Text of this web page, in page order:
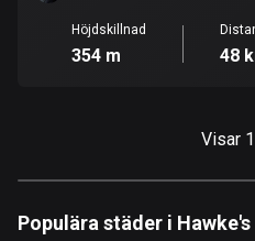
89840 rutter
0 rutter
Bahrain
Höjdskillnad
354 m 48
Visar
Populära städer i Hawke's